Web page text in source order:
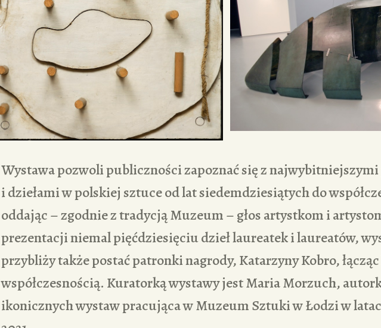
Wystawa pozwoli publiczności zapoznać się z
i dziełami w polskiej sztuce od lat siedemdziesiątych do
oddając – zgodnie z tradycją Muzeum – głos artystkom i
prezentacji niemal pięćdziesięciu dzieł laureatek i laureatów,
przybliży także postać patronki nagrody, Katarzyny Kobro,
współczesnością. Kuratorką wystawy jest Maria Morzuch,
ikonicznych wystaw pracująca w Muzeum Sztuki w Łodzi w